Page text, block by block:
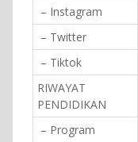
– Instagram
– Twitter
– Tiktok
RIWAYAT
PENDIDIKAN
– Program